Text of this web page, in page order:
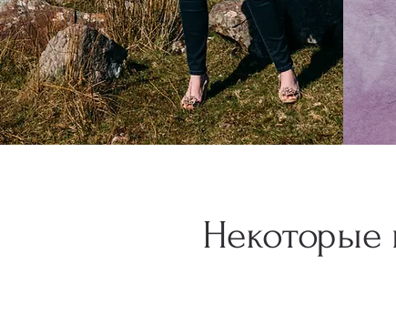
Некоторые